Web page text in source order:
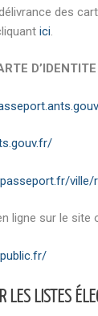
des
ici
D’IDENTITE
ligne sur le site
LES LISTES